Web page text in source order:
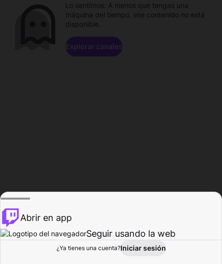
Explorar Actividad
Lo sentimos. A menos que tengas una
máquina del tiempo, ese contenido no está
disponible.
Explorar canales
Abrir en app
Seguir usando la web
¿Ya tienes una cuenta?Iniciar sesión